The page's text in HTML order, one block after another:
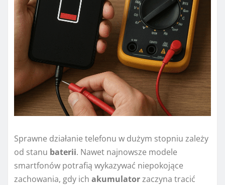
Sprawne działanie telefonu w dużym stopniu zależy
od stanu baterii. Nawet najnowsze modele
smartfonów potrafią wykazywać niepokojące
zachowania, gdy ich akumulatorzaczyna tracić